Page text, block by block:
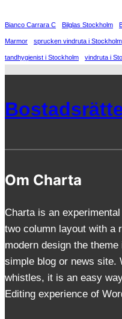
Bianco Carrara C Bilglas Stockholm
Marmor sprucken vindruta i Stockholm
tandhygienist i Stockholm vindruta i
Om Charta
Charta is an
two column layout with a
modern design the
simple blog or news site.
whistles, it is an easy
Editing experience of